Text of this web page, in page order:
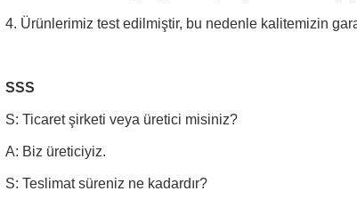
4. Ürünlerimiz test edilmiştir, bu nedenle kalitemizin
SSS
S: Ticaret şirketi veya üretici misiniz?
A: Biz üreticiyiz.
S: Teslimat süreniz ne kadardır?